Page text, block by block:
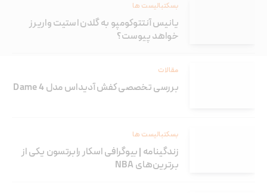
بسکتبالیست ها
یانیس آنتتوکومپو به گلدن استیت واریرز
خواهد پیوست؟
مقالات
بررسی تخصصی کفش آدیداس مدل Dame 4
بسکتبالیست ها
زندگینامه | بیوگرافی اسکار رابرتسون یکی از
برترین‌های NBA